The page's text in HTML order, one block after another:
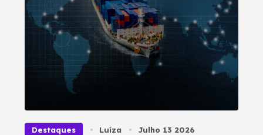
Destaques Luíza Julho 13 2026